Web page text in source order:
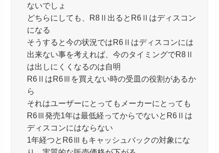
ないでしょ
どちらにしても、R8Ⅱ出るとR6Ⅱはディスコン
になる
そうすると今の状況ではR6Ⅱはディスコンには
出来ない事を考えれば、今のタイミングでR8Ⅱ
は出しにくくなるのは自明
R6ⅡはR6Ⅲを買えない時の受皿の役割があるか
ら
それはユーザーにとってもメーカーにとっても
R6Ⅲ発売1年は最低経ってからでないとR6Ⅱは
ディスコンにはならない
1年経つとR6Ⅲもキャッシュバックの対象にな